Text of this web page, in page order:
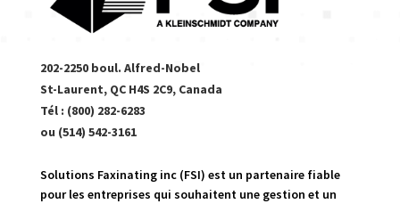
202-2250 boul. Alfred-Nobel
St-Laurent, QC H4S 2C9, Canada
Tél : (800) 282-6283
ou (514) 542-3161
Solutions Faxinating inc (FSI) est un partenaire fiable
pour les entreprises qui souhaitent une gestion et un